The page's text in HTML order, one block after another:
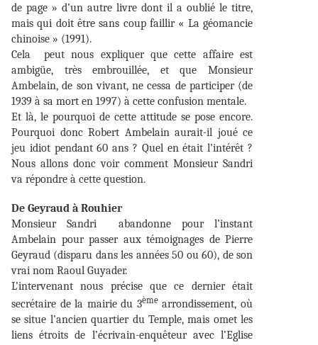
de page » d’un autre livre dont il a oublié le titre,
mais qui doit être sans coup faillir « La géomancie
chinoise » (1991).
Cela peut nous expliquer que cette affaire est
ambigüe, très embrouillée, et que Monsieur
Ambelain, de son vivant, ne cessa de participer (de
1939 à sa mort en 1997) à cette confusion mentale.
Et là, le pourquoi de cette attitude se pose encore.
Pourquoi donc Robert Ambelain aurait-il joué ce
jeu idiot pendant 60 ans ? Quel en était l’intérêt ?
Nous allons donc voir comment Monsieur Sandri
va répondre à cette question.
De Geyraud à Rouhier
Monsieur Sandri abandonne pour l’instant
Ambelain pour passer aux témoignages de Pierre
Geyraud (disparu dans les années 50 ou 60), de son
vrai nom Raoul Guyader.
L’intervenant nous précise que ce dernier était
secrétaire de la mairie du 3èmearrondissement, où
se situe l’ancien quartier du Temple, mais omet les
liens étroits de l’écrivain-enquêteur avec l’Eglise